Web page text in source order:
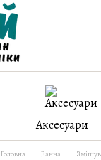
Аксесуари
Головна Ванна